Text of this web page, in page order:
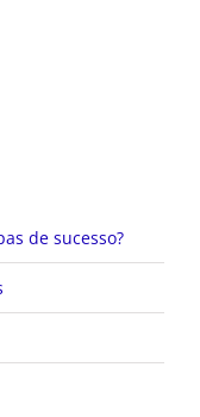
de sucesso?